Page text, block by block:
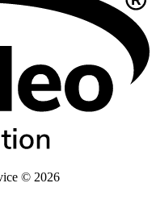
© 2026